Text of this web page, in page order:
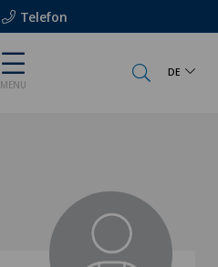
Telefon
MENU
DE